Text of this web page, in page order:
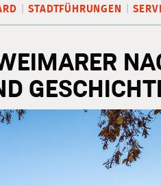
STADTFÜHRUNGEN